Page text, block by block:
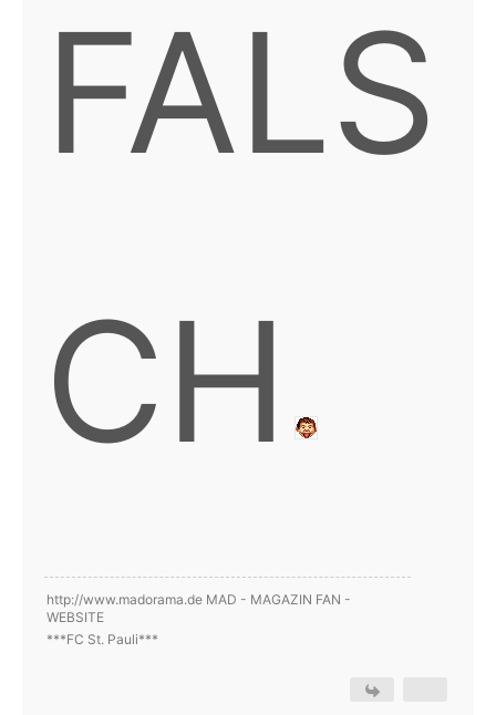
FALS
CH
http://www.madorama.de MAD - MAGAZIN FAN -
WEBSITE
***FC St. Pauli***